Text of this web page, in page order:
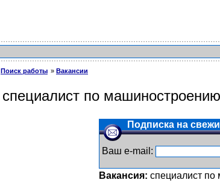
Поиск работы Вакансии
специалист по машиностроению
Подписка на
Ваш e-mail:
Вакансия: специалист